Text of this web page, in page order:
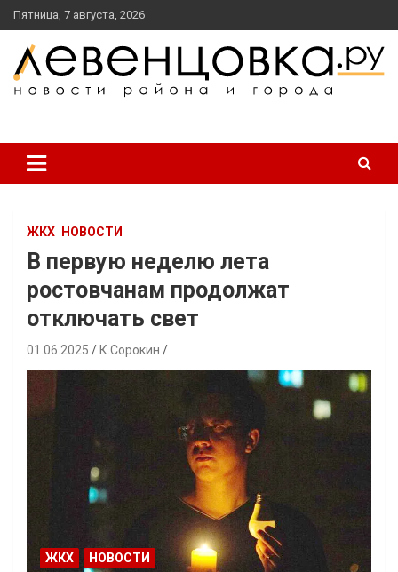
перейти
к
содержанию
Пятница, 7 августа, 2026
ЖКХ НОВОСТИ
В первую неделю лета
ростовчанам продолжат
отключать свет
01.06.2025 К.Сорокин
ЖКХ НОВОСТИ